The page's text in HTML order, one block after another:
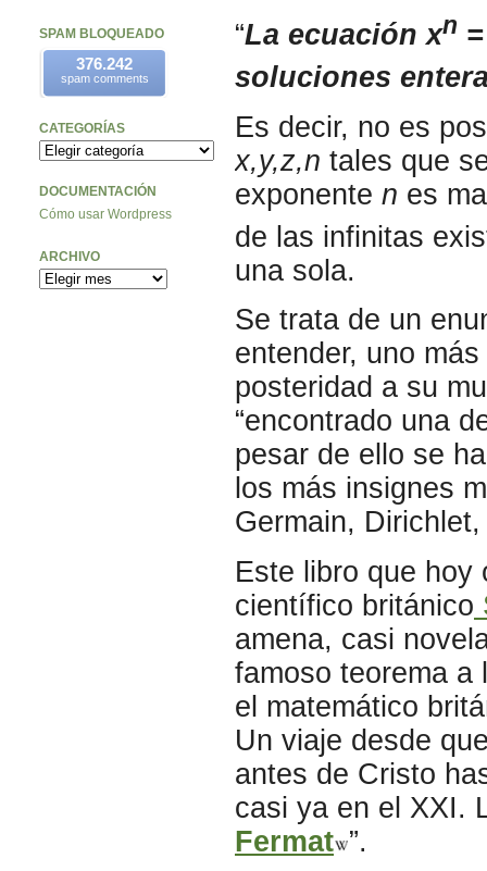
“La ecuación xn
soluciones
Es decir, no es
x,y,z,n tales que
exponente n es
de las infinitas
una sola.
Se trata de un
entender, uno
posteridad a su
“encontrado una
pesar de ello se
los más insignes
Germain,
Este libro que hoy
científico británico
amena, casi
famoso teorema a
el matemático
Un viaje desde
antes de Cristo
casi ya en el XXI.
Fermat ”.
SPAM BLOQUEADO
376.242
spam comments
CATEGORÍAS
DOCUMENTACIÓN
Cómo usar Wordpress
ARCHIVO